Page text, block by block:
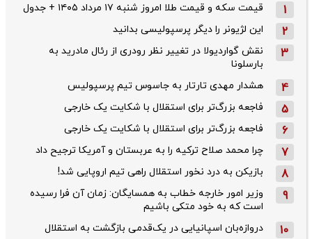
1 قیمت سکه و قیمت طلا امروز شنبه ۱۷ مرداد ۱۴۰۵ + جدول
2 این لژیونر را دیگر پرسپولیسی بدانید
3
نقش گواردیولا در تغییر نظر رودری از رئال مادرید به
بارسلونا
4 هشدار مهدی تارتار به جاسوس تیم پرسپولیس
5 فاجعه بزرگ‌تر برای استقلال با شکایت یک خارجی
6 فاجعه بزرگ‌تر برای استقلال با شکایت یک خارجی
7 چرا محمد صلاح ترکیه را به عربستان و آمریکا ترجیح داد
8 بازیکن به درد نخور استقلال راهی تیم اروپایی شد!
9
وزیر امور خارجه خطاب به همسایگان: زمان آن فرا رسیده
است که به خود متکی باشیم
10 دروازه‌بان اسپانیایی در یک‌قدمی بازگشت به استقلال